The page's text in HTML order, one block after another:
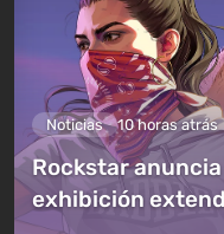
Noticias 10 horas atrás
Rockstar
exhibición